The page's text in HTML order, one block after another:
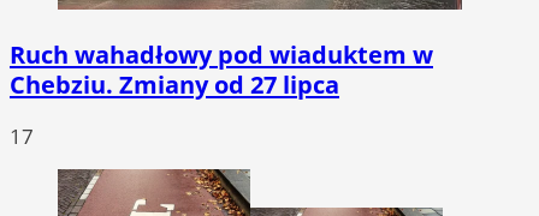
Ruch wahadłowy pod wiaduktem w
Chebziu. Zmiany od 27 lipca
17